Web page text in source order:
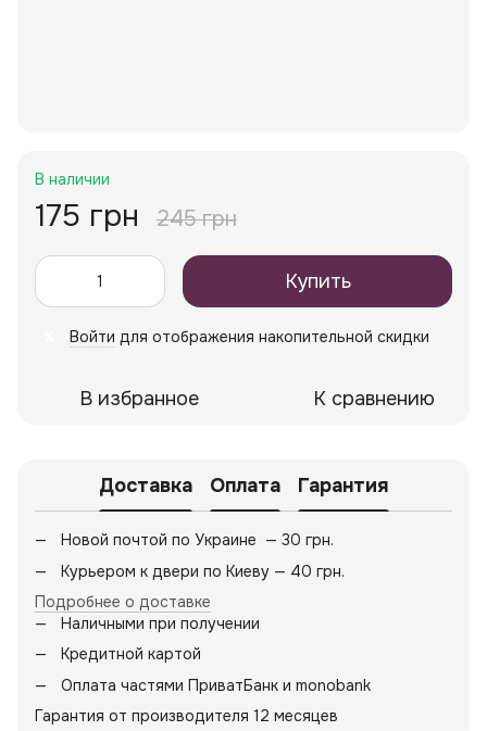
В наличии
175 грн 245 грн
Купить
Войти для отображения накопительной скидки
В избранное К сравнению
Доставка Оплата Гарантия
Новой почтой по Украине — 30 грн.
Курьером к двери по Киеву — 40 грн.
Подробнее о доставке
Наличными при получении
Кредитной картой
Оплата частями ПриватБанк и monobank
Гарантия от производителя 12 месяцев